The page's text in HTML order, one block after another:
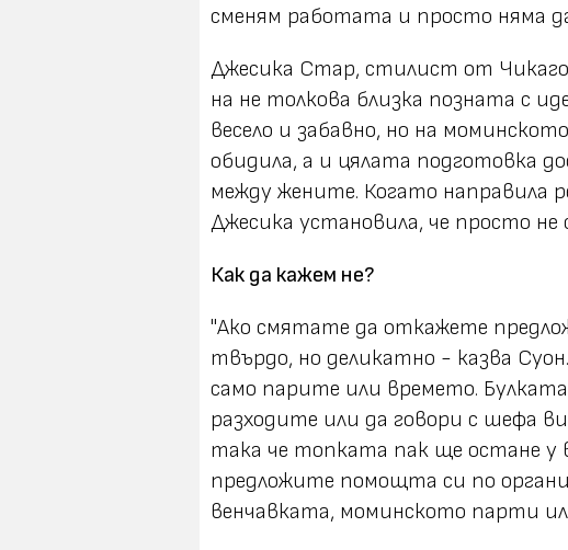
сменям работата и просто няма
Джесика Стар, стилист от Чикаго
на не толкова близка позната с
весело и забавно, но на
обидила, а и цялата подготовка
между жените. Когато направила
Джесика установила, че просто не
Как да кажем не?
"Ако смятате да откажете
твърдо, но деликатно - казва
само парите или времето.
разходите или да говори с шефа
така че топката пак ще остане у
предложите помощта си по
венчавката, моминското парти